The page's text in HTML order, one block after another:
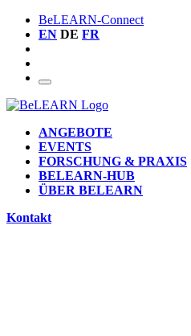
BeLEARN-Connect
EN DE FR
ANGEBOTE
EVENTS
FORSCHUNG & PRAXIS
BELEARN-HUB
ÜBER BELEARN
Kontakt